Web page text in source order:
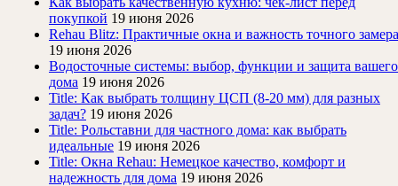
покупкой 19 июня 2026
Rehau Blitz: Практичные окна и важность точного замера
19 июня 2026
Водосточные системы: выбор, функции и защита вашего
дома 19 июня 2026
Title: Как выбрать толщину ЦСП (8-20 мм) для разных
задач? 19 июня 2026
Title: Рольставни для частного дома: как выбрать
идеальные 19 июня 2026
Title: Окна Rehau: Немецкое качество, комфорт и
надежность для дома 19 июня 2026